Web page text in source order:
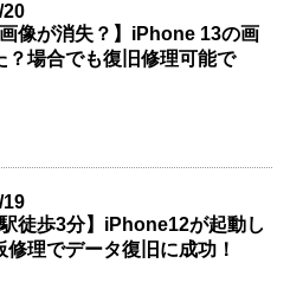
20
画像が消失？】iPhone 13の画
？場合でも復旧修理可能で
19
駅徒歩3分】iPhone12が起動し
理でデータ復旧に成功！